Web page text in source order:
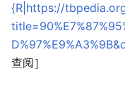
{R|https://
查阅］